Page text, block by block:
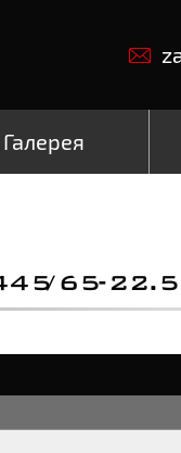
Галерея
65-22.5